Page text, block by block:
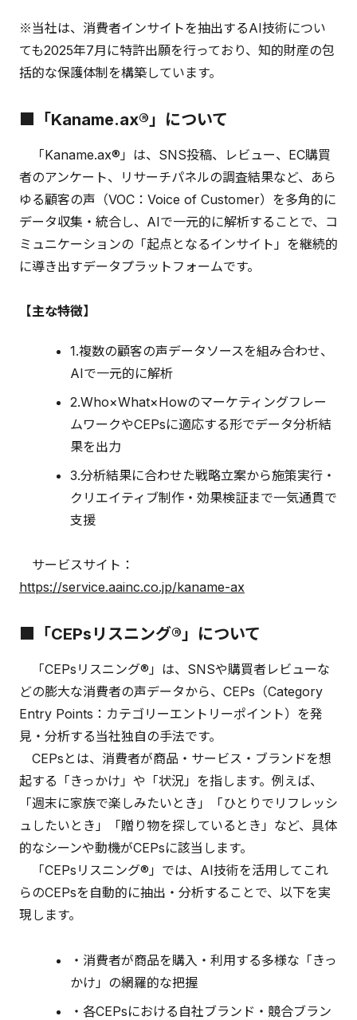
※当社は、消費者インサイトを抽出するAI技術につい
ても2025年7月に特許出願を行っており、知的財産の包
括的な保護体制を構築しています。
■「Kaname.ax®」について
「Kaname.ax®」は、SNS投稿、レビュー、EC購買
者のアンケート、リサーチパネルの調査結果など、あら
ゆる顧客の声（VOC：Voice of Customer）を多角的に
データ収集・統合し、AIで一元的に解析することで、コ
ミュニケーションの「起点となるインサイト」を継続的
に導き出すデータプラットフォームです。
【主な特徴】
1.複数の顧客の声データソースを組み合わせ、
AIで一元的に解析
2.Who×What×Howのマーケティングフレー
ムワークやCEPsに適応する形でデータ分析結
果を出力
3.分析結果に合わせた戦略立案から施策実行・
クリエイティブ制作・効果検証まで一気通貫で
支援
サービスサイト：
https://service.aainc.co.jp/kaname-ax
■「CEPsリスニング®」について
「CEPsリスニング®」は、SNSや購買者レビューな
どの膨大な消費者の声データから、CEPs（Category
Entry Points：カテゴリーエントリーポイント）を発
見・分析する当社独自の手法です。
CEPsとは、消費者が商品・サービス・ブランドを想
起する「きっかけ」や「状況」を指します。例えば、
「週末に家族で楽しみたいとき」「ひとりでリフレッシ
ュしたいとき」「贈り物を探しているとき」など、具体
的なシーンや動機がCEPsに該当します。
「CEPsリスニング®」では、AI技術を活用してこれ
らのCEPsを自動的に抽出・分析することで、以下を実
現します。
・消費者が商品を購入・利用する多様な「きっ
かけ」の網羅的な把握
・各CEPsにおける自社ブランド・競合ブラン